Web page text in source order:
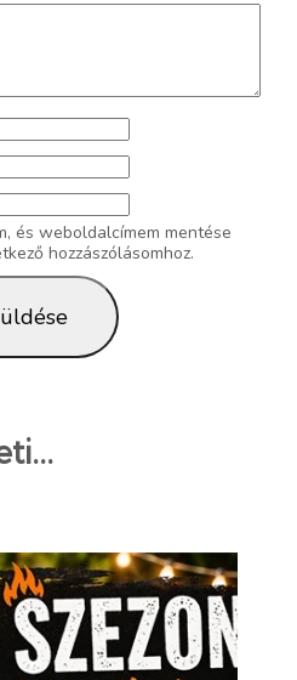
és weboldalcímem mentése
hozzászólásomhoz.